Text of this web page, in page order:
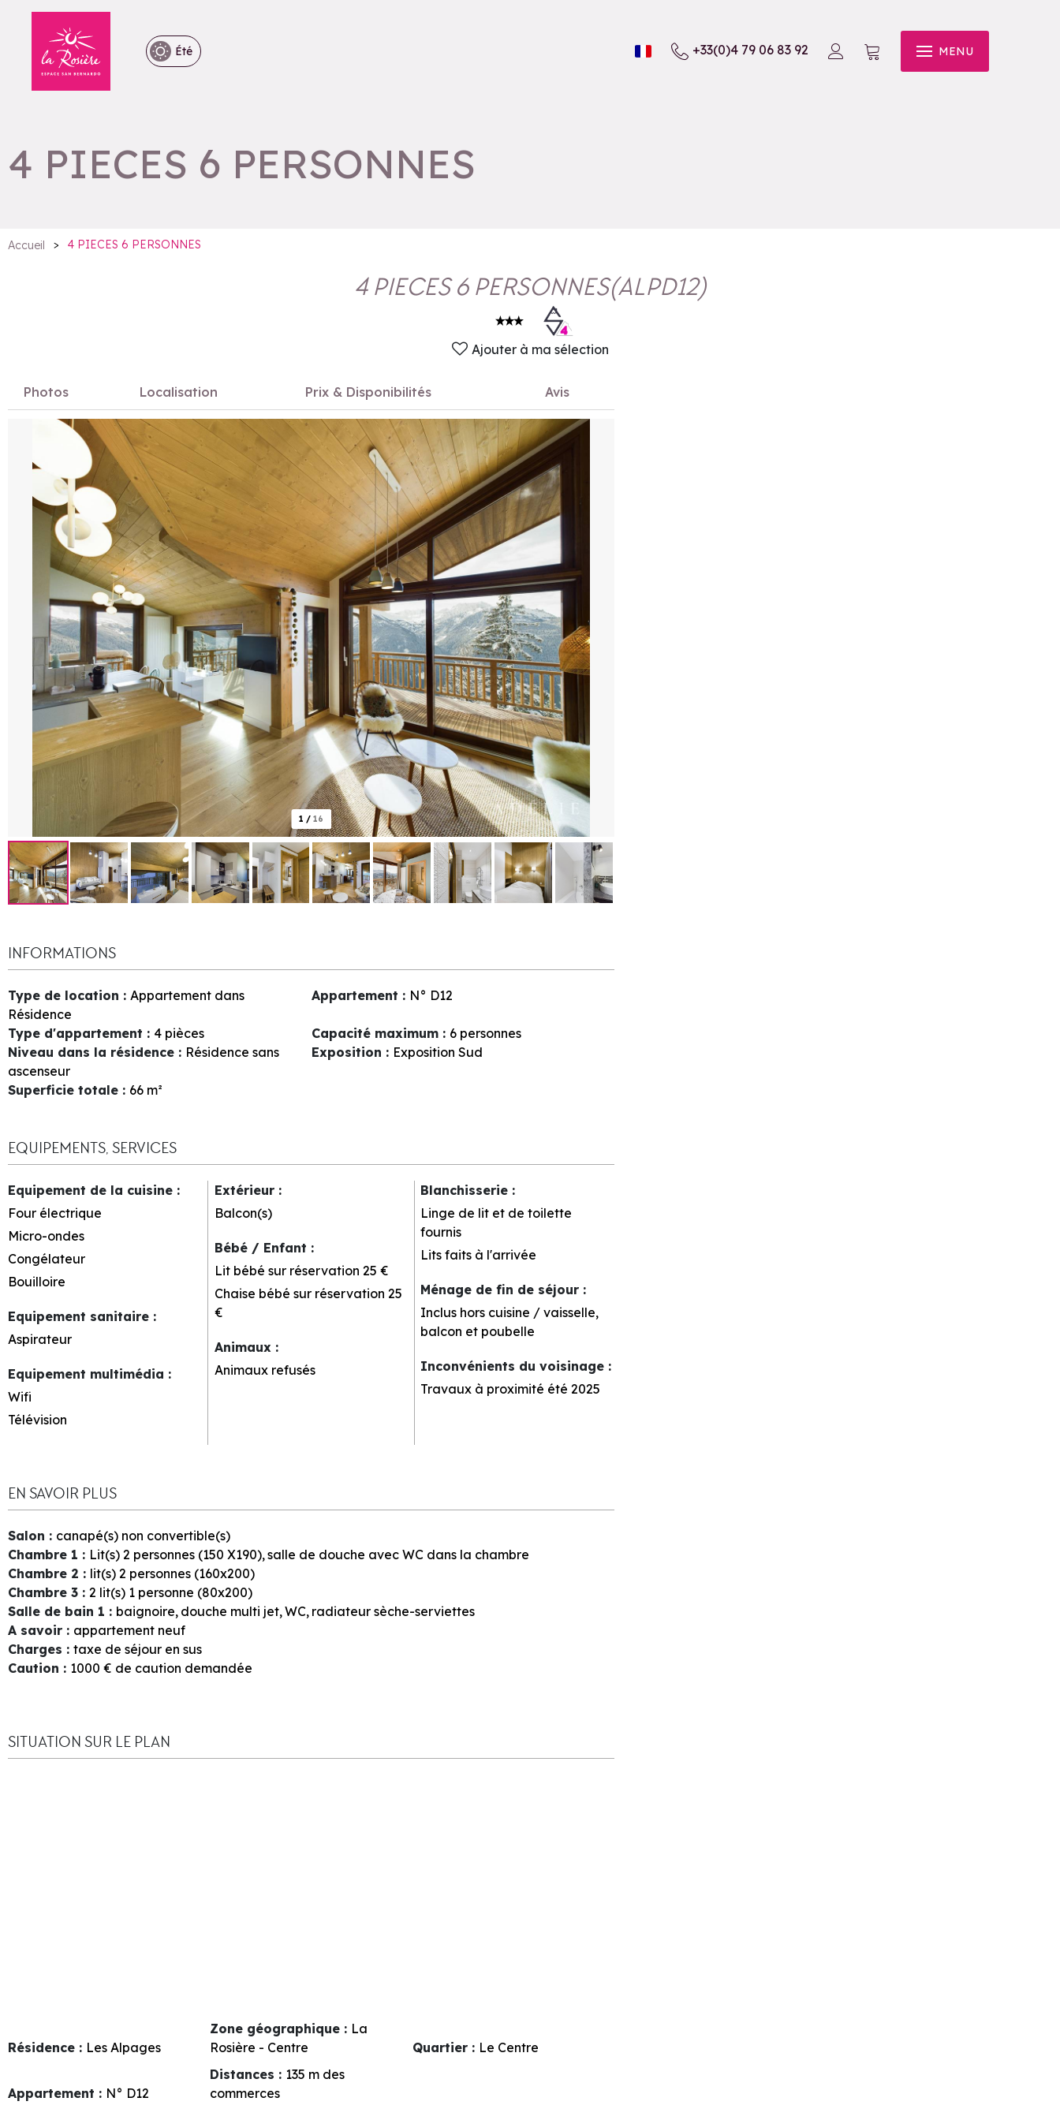
Été +33(0)4 79 06 83 92 MENU
4 PIECES 6 PERSONNES
Accueil > 4 PIECES 6 PERSONNES
4 PIECES 6 PERSONNES(ALPD12)
Ajouter à ma sélection
Photos Localisation Prix & Disponibilités Avis
1 / 16
INFORMATIONS
Type de location : Appartement dans
Résidence
Appartement : N° D12
Type d'appartement : 4 pièces Capacité maximum : 6 personnes
Niveau dans la résidence : Résidence sans
ascenseur
Exposition : Exposition Sud
Superficie totale : 66 m²
EQUIPEMENTS, SERVICES
Equipement de la cuisine :
Four électrique
Micro-ondes
Congélateur
Bouilloire
Equipement sanitaire :
Aspirateur
Equipement multimédia :
Wifi
Télévision
Extérieur :
Balcon(s)
Bébé / Enfant :
Lit bébé sur réservation 25 €
Chaise bébé sur réservation 25
€
Animaux :
Animaux refusés
Blanchisserie :
Linge de lit et de toilette
fournis
Lits faits à l'arrivée
Ménage de fin de séjour :
Inclus hors cuisine / vaisselle,
balcon et poubelle
Inconvénients du voisinage :
Travaux à proximité été 2025
EN SAVOIR PLUS
Salon : canapé(s) non convertible(s)
Chambre 1 : Lit(s) 2 personnes (150 X190) salle de douche avec WC dans la chambre
Chambre 2 : lit(s) 2 personnes (160x200)
Chambre 3 : 2 lit(s) 1 personne (80x200)
Salle de bain 1 : baignoire douche multi jet WC radiateur sèche-serviettes
A savoir : appartement neuf
Charges : taxe de séjour en sus
Caution : 1000 € de caution demandée
SITUATION SUR LE PLAN
Résidence : Les Alpages
Zone géographique : La
Rosière - Centre
Quartier : Le Centre
Appartement : N° D12
Distances : 135 m des
commerces